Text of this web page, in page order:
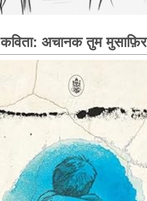
कविता: अचानक तुम मुसाफ़िर